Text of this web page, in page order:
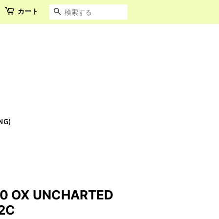
カート 検索する
OX UNCHARTED